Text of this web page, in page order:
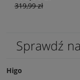
319,99 zł
Sprawdź
Higo